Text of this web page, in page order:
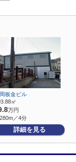
板金ビル
㎡
万円
／4分
詳細を見る